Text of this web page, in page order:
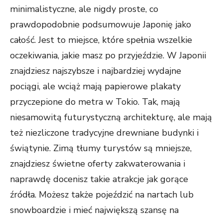
minimalistyczne, ale nigdy proste, co
prawdopodobnie podsumowuje Japonię jako
całość. Jest to miejsce, które spełnia wszelkie
oczekiwania, jakie masz po przyjeździe. W Japonii
znajdziesz najszybsze i najbardziej wydajne
pociągi, ale wciąż mają papierowe plakaty
przyczepione do metra w Tokio. Tak, mają
niesamowitą futurystyczną architekturę, ale mają
też niezliczone tradycyjne drewniane budynki i
świątynie. Zimą tłumy turystów są mniejsze,
znajdziesz świetne oferty zakwaterowania i
naprawdę docenisz takie atrakcje jak gorące
źródła. Możesz także pojeździć na nartach lub
snowboardzie i mieć największą szansę na